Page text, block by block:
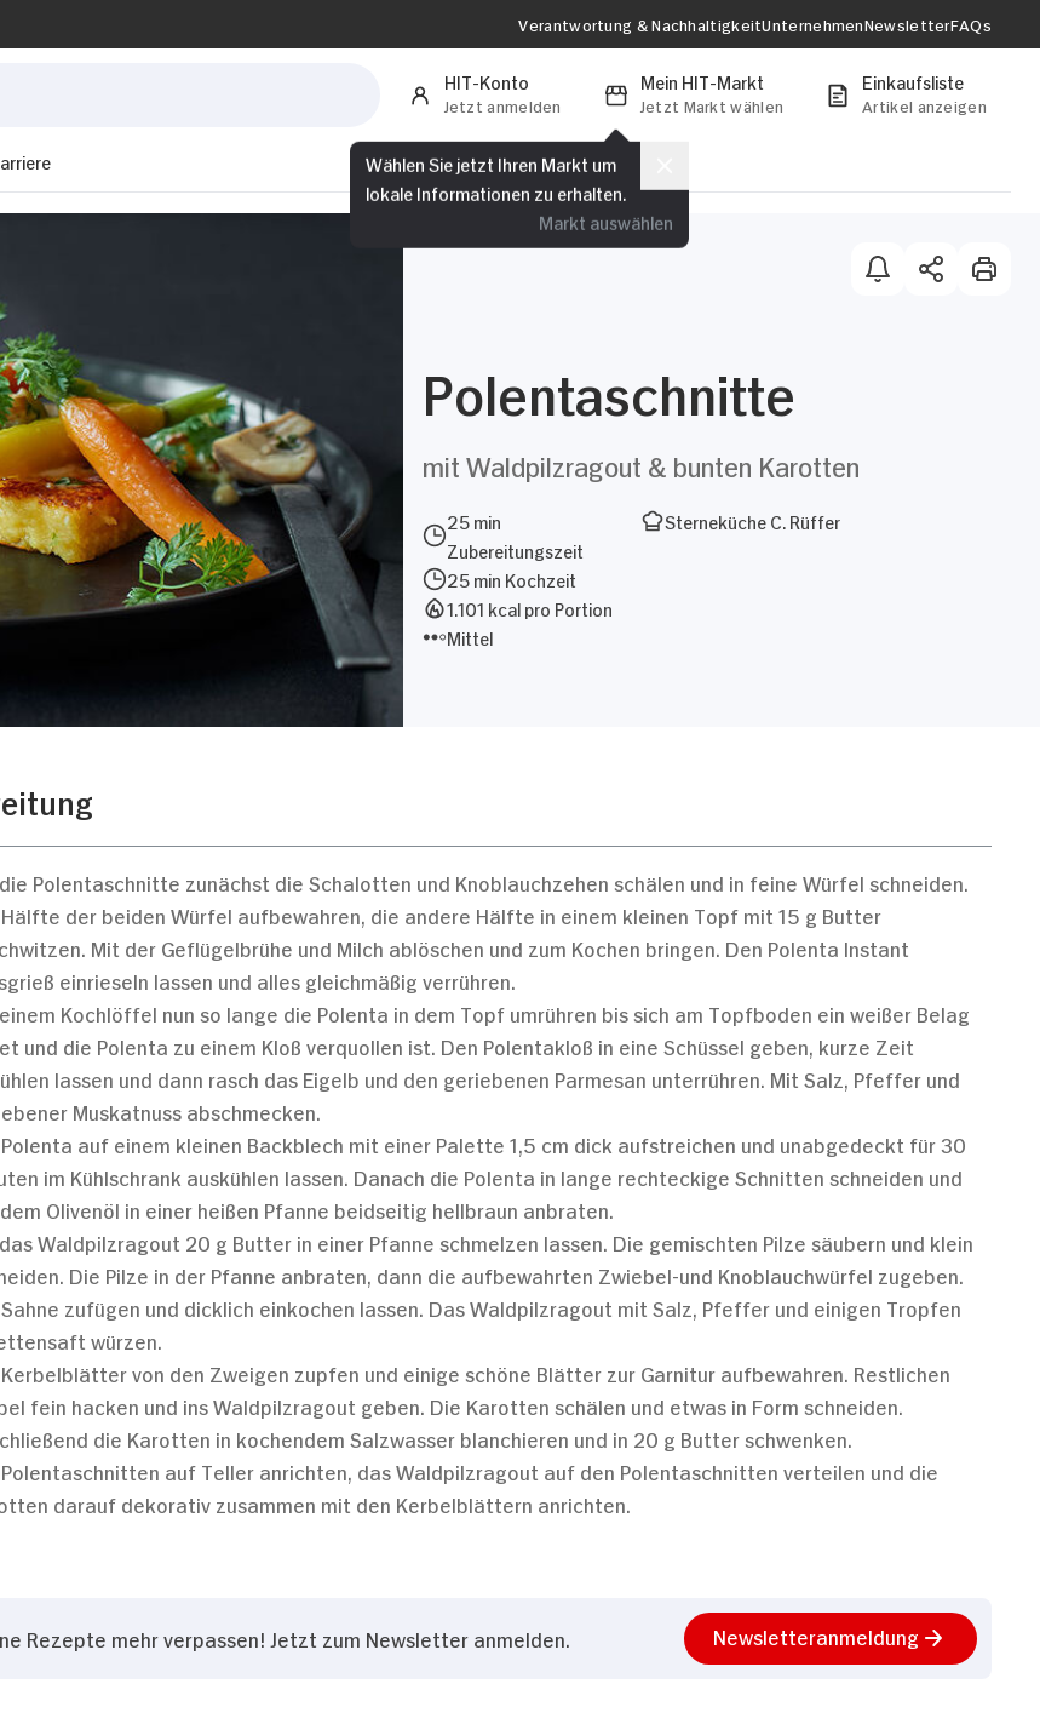
Verantwortung & NachhaltigkeitUnternehmenNewsletterFAQs
HIT-Konto
Jetzt anmelden
Mein HIT-Markt
Jetzt Markt wählen
Wählen Sie jetzt Ihren Markt um
lokale Informationen zu erhalten.
Markt auswählen
Einkaufsliste
Artikel anzeigen
Polentaschnitte
mit Waldpilzragout & bunten Karotten
25 min
Zubereitungszeit
25 min Kochzeit
1.101 kcal pro Portion
Mittel
Sterneküche C. Rüffer
Polentaschnitte zunächst die Schalotten und Knoblauchzehen schälen und in feine Würfel schneiden.
der beiden Würfel aufbewahren, die andere Hälfte in einem kleinen Topf mit 15 g Butter
Mit der Geflügelbrühe und Milch ablöschen und zum Kochen bringen. Den Polenta Instant
einrieseln lassen und alles gleichmäßig verrühren.
Kochlöffel nun so lange die Polenta in dem Topf umrühren bis sich am Topfboden ein weißer Belag
und die Polenta zu einem Kloß verquollen ist. Den Polentakloß in eine Schüssel geben, kurze Zeit
lassen und dann rasch das Eigelb und den geriebenen Parmesan unterrühren. Mit Salz, Pfeffer und
Muskatnuss abschmecken.
auf einem kleinen Backblech mit einer Palette 1,5 cm dick aufstreichen und unabgedeckt für 30
im Kühlschrank auskühlen lassen. Danach die Polenta in lange rechteckige Schnitten schneiden und
Olivenöl in einer heißen Pfanne beidseitig hellbraun anbraten.
Waldpilzragout 20 g Butter in einer Pfanne schmelzen lassen. Die gemischten Pilze säubern und klein
Die Pilze in der Pfanne anbraten, dann die aufbewahrten Zwiebel-und Knoblauchwürfel zugeben.
zufügen und dicklich einkochen lassen. Das Waldpilzragout mit Salz, Pfeffer und einigen Tropfen
würzen.
von den Zweigen zupfen und einige schöne Blätter zur Garnitur aufbewahren. Restlichen
fein hacken und ins Waldpilzragout geben. Die Karotten schälen und etwas in Form schneiden.
die Karotten in kochendem Salzwasser blanchieren und in 20 g Butter schwenken.
auf Teller anrichten, das Waldpilzragout auf den Polentaschnitten verteilen und die
darauf dekorativ zusammen mit den Kerbelblättern anrichten.
Rezepte mehr verpassen! Jetzt zum Newsletter anmelden. Newsletteranmeldung